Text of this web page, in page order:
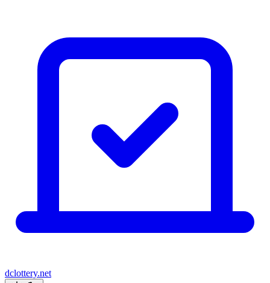
dclottery.net